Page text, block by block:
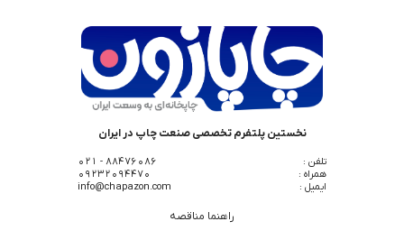
نخستین پلتفرم تخصصی صنعت چاپ در ایران
تلفن :
88476086 - 021
همراه :
09232094470
ایمیل :
info@chapazon.com
راهنما مناقصه